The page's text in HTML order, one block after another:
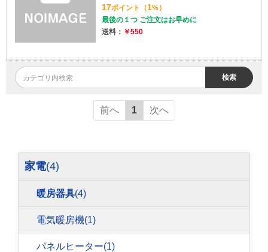
17ポイント （1%）
最後の１つ ご注文はお早めに
送料： ￥550
検索
前へ 1 次へ
家電(4)
暖房器具(4)
電気暖房機(1)
パネルヒーター(1)